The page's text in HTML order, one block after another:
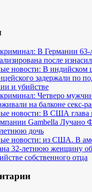
В Германии 63-
после
новости: В индийском
задержали по
и убийстве
Четверо
на балконе секс-
новости: В США глава
Gambella Лучано
дочь
новости: из США. В
32-летнюю женщину
собственного отца